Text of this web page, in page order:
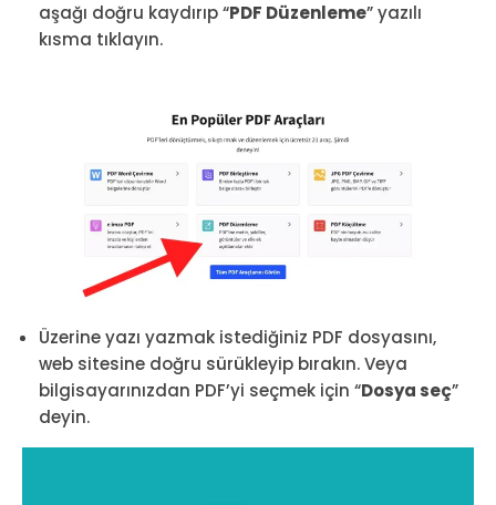
aşağı doğru kaydırıp “PDF Düzenleme” yazılı
kısma tıklayın.
Üzerine yazı yazmak istediğiniz PDF dosyasını,
web sitesine doğru sürükleyip bırakın. Veya
bilgisayarınızdan PDF’yi seçmek için “Dosya seç”
deyin.